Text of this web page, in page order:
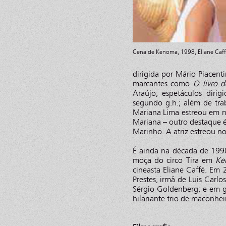
Cena de Kenoma, 1998, Eliane
dirigida por Mário
marcantes como O livro
Araújo; espetáculos
segundo g.h.; além de
Mariana Lima estreou em
Mariana – outro
Marinho. A atriz estreou
É ainda na década de
moça do circo Tira em
cineasta Eliane Caffé.
Prestes, irmã de Luis
Sérgio Goldenberg; e em
hilariante trio de